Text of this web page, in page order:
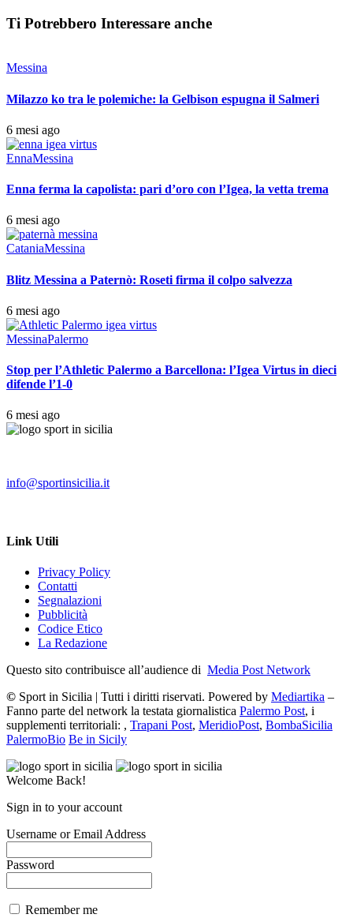
Ti Potrebbero Interessare anche
Messina
Milazzo ko tra le polemiche: la Gelbison espugna il Salmeri
6 mesi ago
EnnaMessina
Enna ferma la capolista: pari d’oro con l’Igea, la vetta trema
6 mesi ago
CataniaMessina
Blitz Messina a Paternò: Roseti firma il colpo salvezza
6 mesi ago
MessinaPalermo
Stop per l’Athletic Palermo a Barcellona: l’Igea Virtus in dieci
difende l’1-0
6 mesi ago
info@sportinsicilia.it
Link Utili
Privacy Policy
Contatti
Segnalazioni
Pubblicità
Codice Etico
La Redazione
Questo sito contribuisce all’audience di Media Post Network
© Sport in Sicilia | Tutti i diritti riservati. Powered by Mediartika –
Fanno parte del network la testata giornalistica Palermo Post, i
supplementi territoriali: , Trapani Post, MeridioPost, BombaSicilia
PalermoBio Be in Sicily
Welcome Back!
Sign in to your account
Username or Email Address
Password
Remember me